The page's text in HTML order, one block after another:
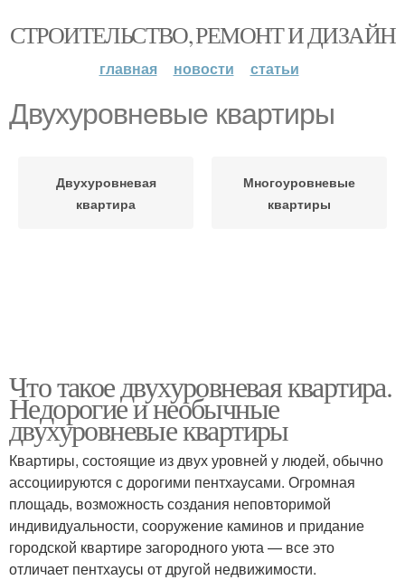
СТРОИТЕЛЬСТВО, РЕМОНТ И ДИЗАЙН
главная новости статьи
Двухуровневые квартиры
Двухуровневая
квартира
Многоуровневые
квартиры
Что такое двухуровневая квартира.
Недорогие и необычные
двухуровневые квартиры
Квартиры, состоящие из двух уровней у людей, обычно
ассоциируются с дорогими пентхаусами. Огромная
площадь, возможность создания неповторимой
индивидуальности, сооружение каминов и придание
городской квартире загородного уюта — все это
отличает пентхаусы от другой недвижимости.